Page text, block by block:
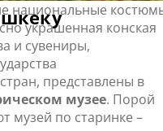
национальные
украшенная конская
и сувениры,
представлены в
музее. Порой
музей по старинке –